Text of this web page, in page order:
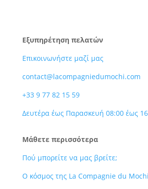
Εξυπηρέτηση πελατών
Επικοινωνήστε μαζί μας
contact@lacompagniedumochi.com
+33 9 77 82 15 59
Δευτέρα έως Παρασκευή 08:00 έως
Μάθετε περισσότερα
Πού μπορείτε να μας βρείτε;
Ο κόσμος της La Compagnie du Mochi